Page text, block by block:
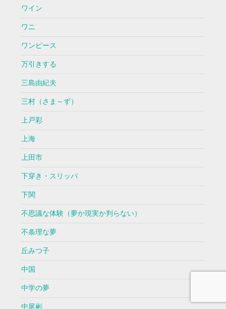
ワイン
ワニ
ワンピース
万引きする
三島由紀夫
三村（さま～ず）
上戸彩
上海
上田市
下穿き・スリッパ
下関
不思議な体験（夢か現実か判らない）
不条理な夢
丘みつ子
中国
中学の夢
中尾彬